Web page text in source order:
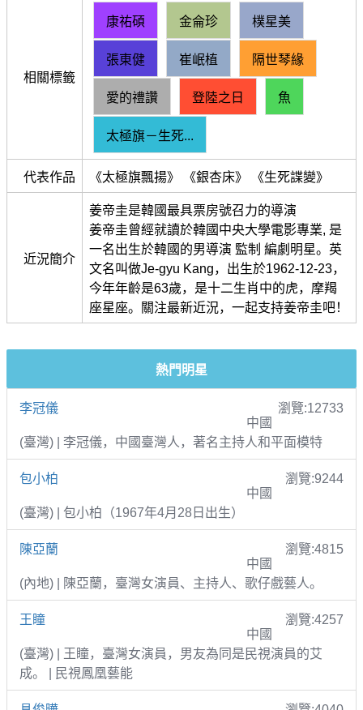
相關標籤
康祐碩 金侖珍 樸星美
張東健 崔岷植 隔世琴緣
愛的禮讚 登陸之日 魚
太極旗－生死...
代表作品 《太極旗飄揚》 《銀杏床》 《生死諜變》
近況簡介
姜帝圭是韓國最具票房號召力的導演
姜帝圭曾經就讀於韓國中央大學電影專業, 是
一名出生於韓國的男導演 監制 編劇明星。英
文名叫做Je-gyu Kang，出生於1962-12-23，
今年年齡是63歲，是十二生肖中的虎，摩羯
座星座。關注最新近況，一起支持姜帝圭吧！
熱門明星
李冠儀
瀏覽:12733
中國
(臺灣) | 李冠儀，中國臺灣人，著名主持人和平面模特
包小柏
瀏覽:9244
中國
(臺灣) | 包小柏（1967年4月28日出生）
陳亞蘭
瀏覽:4815
中國
(內地) | 陳亞蘭，臺灣女演員、主持人、歌仔戲藝人。
王瞳
瀏覽:4257
中國
(臺灣) | 王瞳，臺灣女演員，男友為同是民視演員的艾
成。 | 民視鳳凰藝能